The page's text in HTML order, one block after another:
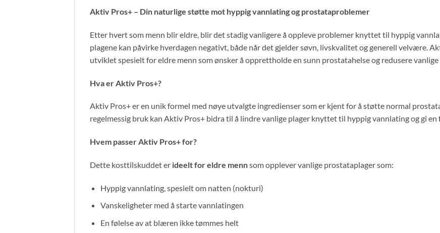
Aktiv Pros+ – Din naturlige støtte mot hyppig vannlating og prostataproblemer
Etter hvert som menn blir eldre, blir det stadig vanligere å oppleve problemer knyttet til hyppig
plagene kan påvirke hverdagen negativt, både når det gjelder søvn, livskvalitet og generell velvære.
utviklet spesielt for eldre menn som ønsker å opprettholde en sunn prostatahelse og redusere vanlige
Hva er Aktiv Pros+?
Aktiv Pros+ er en unik formel med nøye utvalgte ingredienser som er kjent for å støtte normal
regelmessig bruk kan Aktiv Pros+ bidra til å lindre vanlige plager knyttet til hyppig vannlating og gi
Hvem passer Aktiv Pros+ for?
Dette kosttilskuddet er ideelt for eldre mennsom opplever vanlige prostataplager som:
Hyppig vannlating, spesielt om natten (nokturi)
Vanskeligheter med å starte vannlatingen
En følelse av at blæren ikke tømmes helt